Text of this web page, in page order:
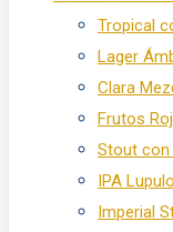
Tropical
Lager
Clara
Frutos
Stout con
IPA
Imperial